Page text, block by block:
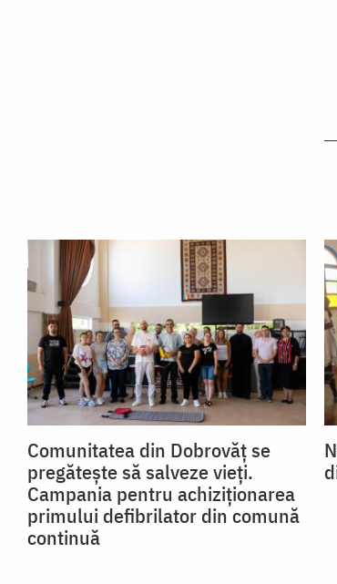
Comunitatea din Dobrovăț se
pregătește să salveze vieți.
Campania pentru achiziționarea
primului defibrilator din comună
continuă